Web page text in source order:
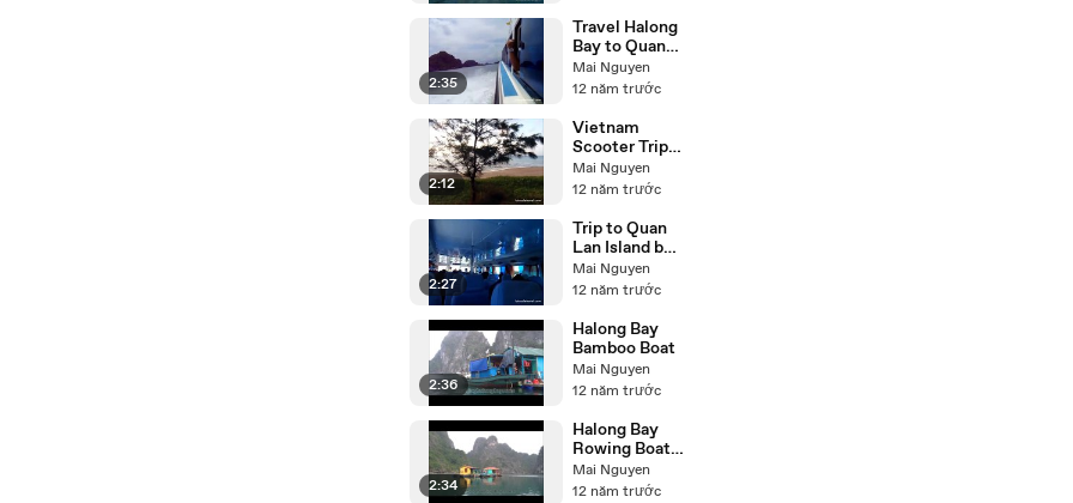
2:35
Travel Halong
Bay to Quan
Lan by Speed
boat
Mai Nguyen
12 năm trước
2:12
Vietnam
Scooter Trip
to Quan Lan
Island
Mai Nguyen
12 năm trước
2:27
Trip to Quan
Lan Island by
Speed Boat
Mai Nguyen
12 năm trước
2:36
Halong Bay
Bamboo Boat
Mai Nguyen
12 năm trước
2:34
Halong Bay
Rowing Boat
Trip
Mai Nguyen
12 năm trước